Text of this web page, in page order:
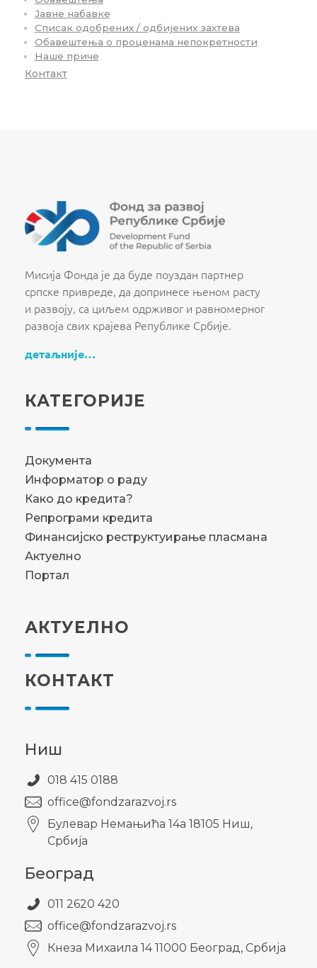
Јавне набавке
Списак одобрених / одбијених захтева
Обавештења о проценама непокретности
Наше приче
Контакт
Мисија Фонда је да буде поуздан партнер
српске привреде, да допринесе њеном расту
и развоју, са циљем одрживог и равномерног
развоја свих крајева Републике Србије.
детаљније…
КАТЕГОРИЈЕ
Документа
Информатор о раду
Како до кредита?
Репрограми кредита
Финансијско реструктуирање пласмана
Актуелно
Портал
АКТУЕЛНО
КОНТАКТ
Ниш
018 415 0188
office@fondzarazvoj.rs
Булевар Немањића 14а 18105 Ниш,
Србија
Београд
011 2620 420
office@fondzarazvoj.rs
Кнезa Михаила 14 11000 Београд, Србија